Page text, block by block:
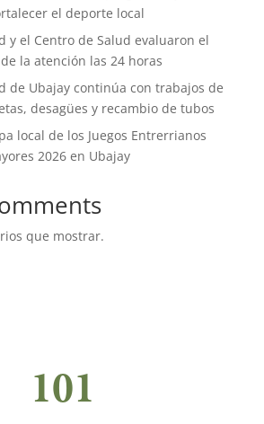
el deporte local
y el Centro de Salud evaluaron el
la atención las 24 horas
de Ubajay continúa con trabajos de
desagües y recambio de tubos
local de los Juegos Entrerrianos
2026 en Ubajay
que mostrar.
101